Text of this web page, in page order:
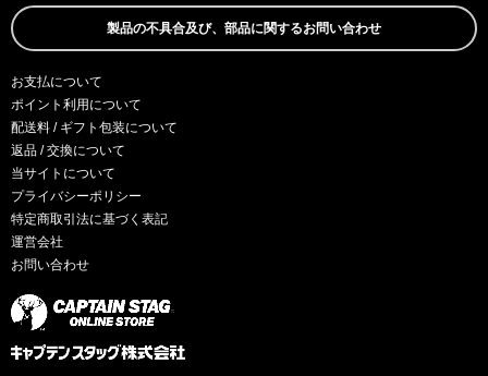
製品の不具合及び、部品に関するお問い合わせ
お支払について
ポイント利用について
配送料 / ギフト包装について
返品 / 交換について
当サイトについて
プライバシーポリシー
特定商取引法に基づく表記
運営会社
お問い合わせ